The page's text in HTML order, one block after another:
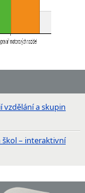
a skupin
– interaktivní